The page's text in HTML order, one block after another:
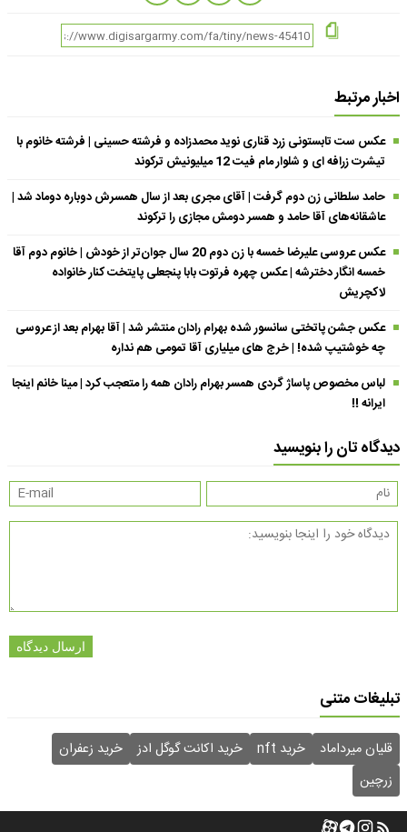
اخبار مرتبط
عکس ست تابستونی زرد قناری نوید محمدزاده و فرشته حسینی | فرشته خانوم با
تیشرت زرافه ای و شلوار مام فیت 12 میلیونیش ترکوند
حامد سلطانی زن دوم گرفت | آقای مجری بعد از سال همسرش دوباره دوماد شد |
عاشقانه‌های آقا حامد و همسر دومش مجازی را ترکوند
عکس عروسی علیرضا خمسه با زن دوم 20 سال جوان‌تر از خودش | خانوم دوم آقا
خمسه انگار دخترشه | عکس چهره فرتوت بابا پنجعلی پایتخت کنار خانواده
لاکچریش
عکس جشن پاتختی سانسور شده بهرام رادان منتشر شد | آقا بهرام بعد از عروسی
چه خوشتیپ شده! | خرج های میلیاری آقا تمومی هم نداره
لباس مخصوص پاساژ گردی همسر بهرام رادان همه را متعجب کرد | مینا خانم اینجا
ایرانه !!
دیدگاه تان را بنویسید
ارسال دیدگاه
تبلیغات متنی
قلیان میرداماد خرید nft خرید اکانت گوگل ادز
خرید زعفران
زرچین